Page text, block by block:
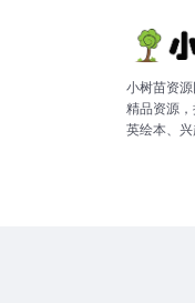
小树苗资
精品资源
英绘本、